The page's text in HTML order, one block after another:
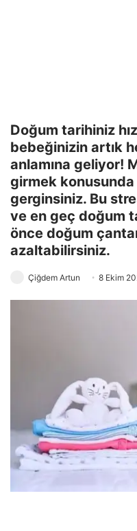
Doğum tarihiniz
bebeğinizin artık
anlamına geliyor!
girmek konusunda
gerginsiniz. Bu
ve en geç doğum
önce doğum
azaltabilirsiniz.
Çiğdem Artun 8 Ekim